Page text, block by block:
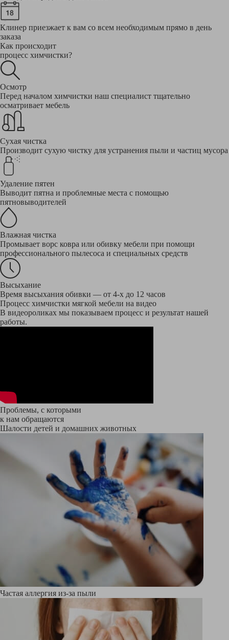
Клинер приезжает к вам со всем необходимым прямо в день
заказа
Как происходит
процесс химчистки?
Осмотр
Перед началом химчистки наш специалист тщательно
осматривает мебель
Сухая чистка
Производит сухую чистку для устранения пыли и частиц мусора
Удаление пятен
Выводит пятна и проблемные места с помощью
пятновыводителей
Влажная чистка
Промывает ворс ковра или обивку мебели при помощи
профессионального пылесоса и специальных средств
Высыхание
Время высыхания обивки — от 4-х до 12 часов
Процесс химчистки мягкой мебели на видео
В видеороликах мы показываем процесс и результат нашей
работы.
Проблемы, с которыми
к нам обращаются
Шалости детей и домашних животных
Частая аллергия из-за пыли